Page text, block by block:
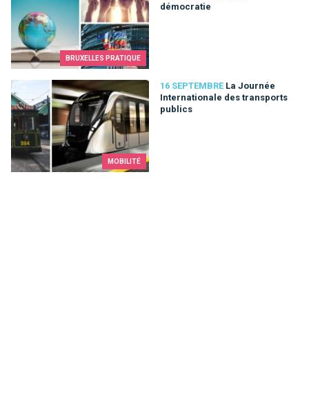
BRUXELLES PRATIQUE
démocratie
MOBILITÉ
16 SEPTEMBRE La Journée
Internationale des transports
publics
La Journée Internationale des transports publics